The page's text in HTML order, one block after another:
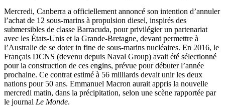
Mercredi, Canberra a officiellement annoncé son intention d’annuler
l’achat de 12 sous-marins à propulsion diesel, inspirés des
submersibles de classe Barracuda, pour privilégier un partenariat
avec les États-Unis et la Grande-Bretagne, devant permettre à
l’Australie de se doter in fine de sous-marins nucléaires. En 2016, le
Français DCNS (devenu depuis Naval Group) avait été sélectionné
pour la construction de ces engins, prévue pour débuter l’année
prochaine. Ce contrat estimé à 56 milliards devait unir les deux
nations pour 50 ans. Emmanuel Macron aurait appris la nouvelle
mercredi matin, dans la précipitation, selon une scène rapportée par
le journal Le Monde.